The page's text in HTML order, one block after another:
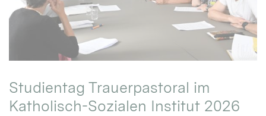
Studientag Trauerpastoral im
Katholisch-Sozialen Institut 2026